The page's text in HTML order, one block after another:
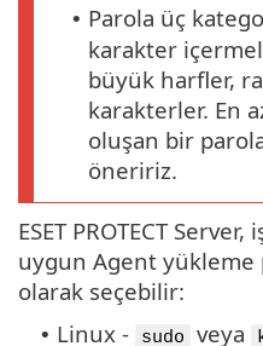
• Parola üç
karakter
büyük harfler,
karakterler. En
oluşan bir
öneririz.
ESET PROTECT
uygun Agent
olarak seçebilir:
• Linux - sudo veya